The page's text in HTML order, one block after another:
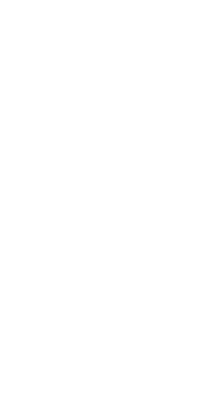
Mariano Ruiz, nuevo
Málaga: «Soy economista,
turismo en la ciudad y hay
Por su parte, el grupo
situación de
Nicolás Sguiglia, ha
problema» que tiene la
«Lo que queremos
la necesidad tomar una
se está produciendo en
añadido que «queremos